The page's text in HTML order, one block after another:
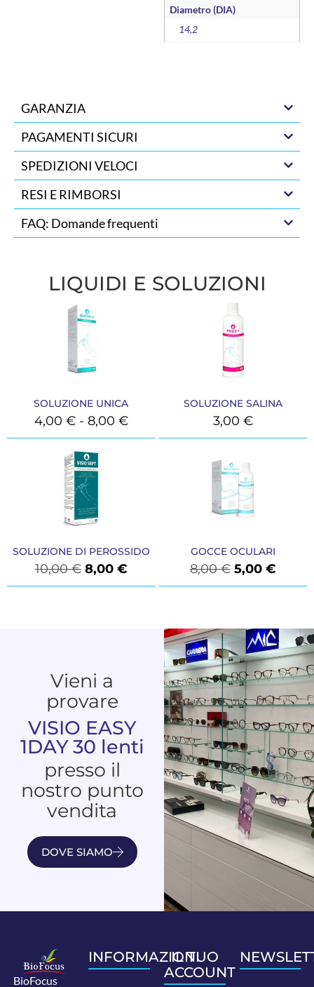
Diametro (DIA)
14,2
GARANZIA
PAGAMENTI SICURI
SPEDIZIONI VELOCI
RESI E RIMBORSI
FAQ: Domande frequenti
LIQUIDI E SOLUZIONI
SOLUZIONE UNICA
4,00 € - 8,00 €
SOLUZIONE SALINA
3,00 €
SOLUZIONE DI PEROSSIDO
10,00€ 8,00 €
GOCCE OCULARI
8,00€ 5,00 €
Vieni a
provare
VISIO EASY
1DAY 30 lenti
presso il
nostro punto
vendita
DOVE SIAMO
BioFocus
INFORMAZIONI
IL TUO
ACCOUNT